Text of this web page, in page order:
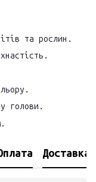
та рослин.
голови.
Доставка